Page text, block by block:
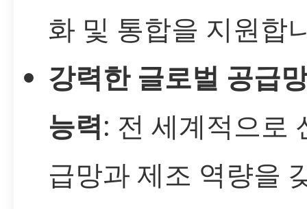
화 및 통합을 지원합
강력한 글로벌 공급
능력: 전 세계적으로
급망과 제조 역량을